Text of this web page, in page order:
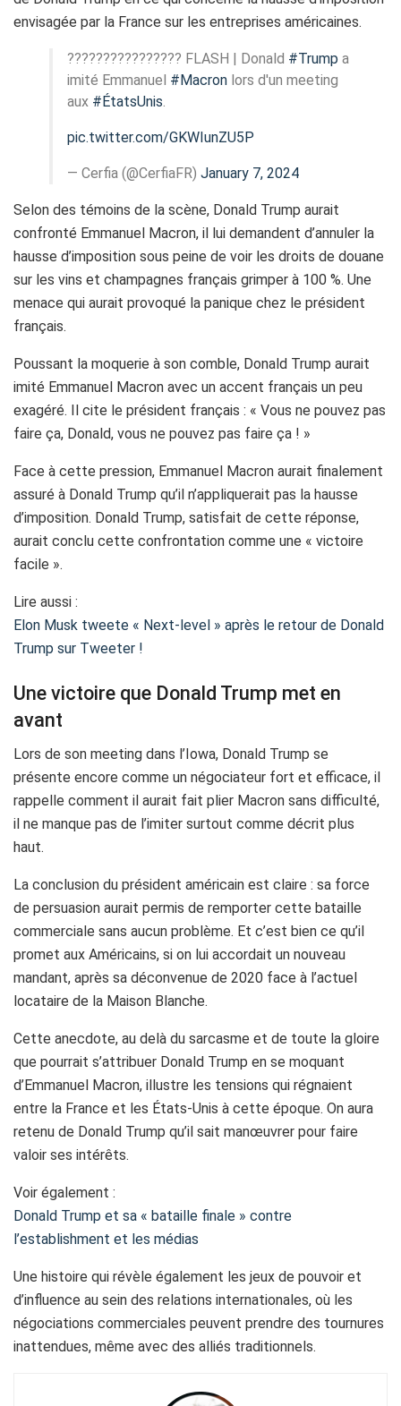
envisagée par la France sur les entreprises américaines.
???????????????? FLASH | Donald #Trump a
imité Emmanuel #Macron lors d'un meeting
aux #ÉtatsUnis.
pic.twitter.com/GKWIunZU5P
— Cerfia (@CerfiaFR) January 7, 2024
Selon des témoins de la scène, Donald Trump aurait
confronté Emmanuel Macron, il lui demandent d’annuler la
hausse d’imposition sous peine de voir les droits de douane
sur les vins et champagnes français grimper à 100 %. Une
menace qui aurait provoqué la panique chez le président
français.
Poussant la moquerie à son comble, Donald Trump aurait
imité Emmanuel Macron avec un accent français un peu
exagéré. Il cite le président français : « Vous ne pouvez pas
faire ça, Donald, vous ne pouvez pas faire ça ! »
Face à cette pression, Emmanuel Macron aurait finalement
assuré à Donald Trump qu’il n’appliquerait pas la hausse
d’imposition. Donald Trump, satisfait de cette réponse,
aurait conclu cette confrontation comme une « victoire
facile ».
Lire aussi :
Elon Musk tweete « Next-level » après le retour de Donald
Trump sur Tweeter !
Une victoire que Donald Trump met en
avant
Lors de son meeting dans l’Iowa, Donald Trump se
présente encore comme un négociateur fort et efficace, il
rappelle comment il aurait fait plier Macron sans difficulté,
il ne manque pas de l’imiter surtout comme décrit plus
haut.
La conclusion du président américain est claire : sa force
de persuasion aurait permis de remporter cette bataille
commerciale sans aucun problème. Et c’est bien ce qu’il
promet aux Américains, si on lui accordait un nouveau
mandant, après sa déconvenue de 2020 face à l’actuel
locataire de la Maison Blanche.
Cette anecdote, au delà du sarcasme et de toute la gloire
que pourrait s’attribuer Donald Trump en se moquant
d’Emmanuel Macron, illustre les tensions qui régnaient
entre la France et les États-Unis à cette époque. On aura
retenu de Donald Trump qu’il sait manœuvrer pour faire
valoir ses intérêts.
Voir également :
Donald Trump et sa « bataille finale » contre
l’establishment et les médias
Une histoire qui révèle également les jeux de pouvoir et
d’influence au sein des relations internationales, où les
négociations commerciales peuvent prendre des tournures
inattendues, même avec des alliés traditionnels.